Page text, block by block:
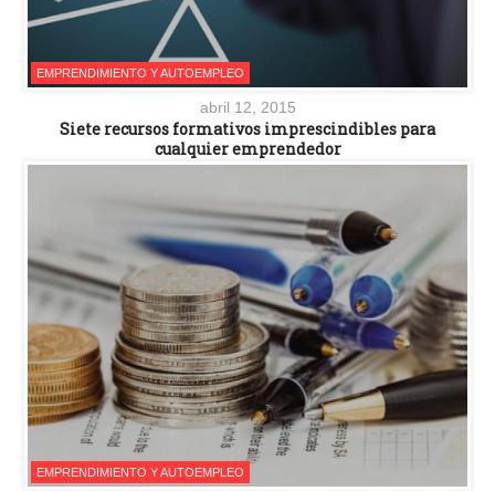
EMPRENDIMIENTO Y AUTOEMPLEO
abril 12, 2015
Siete recursos formativos imprescindibles para
cualquier emprendedor
EMPRENDIMIENTO Y AUTOEMPLEO